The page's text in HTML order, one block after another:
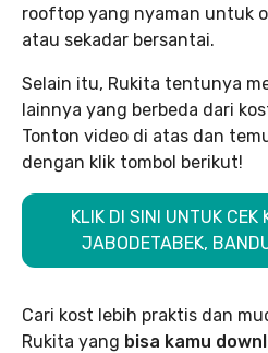
rooftop yang nyaman untuk
atau sekadar bersantai.
Selain itu, Rukita tentunya
lainnya yang berbeda dari
Tonton video di atas dan
dengan klik tombol berikut!
KLIK DI SINI UNTUK CEK
JABODETABEK,
Cari kost lebih praktis dan
Rukita yang bisa kamu